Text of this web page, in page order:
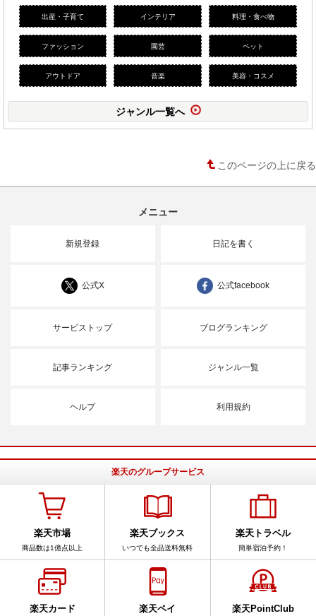
出産・子育て インテリア 料理・食べ物
ファッション 園芸 ペット
アウトドア 音楽 美容・コスメ
ジャンル一覧へ
このページの上に戻る
メニュー
新規登録 日記を書く
公式X 公式facebook
サービストップ ブログランキング
記事ランキング ジャンル一覧
ヘルプ 利用規約
楽天のグループサービス
楽天市場
商品数は1億点以上
楽天ブックス
いつでも全品送料無料
楽天トラベル
簡単宿泊予約！
楽天カード 楽天ペイ 楽天PointClub